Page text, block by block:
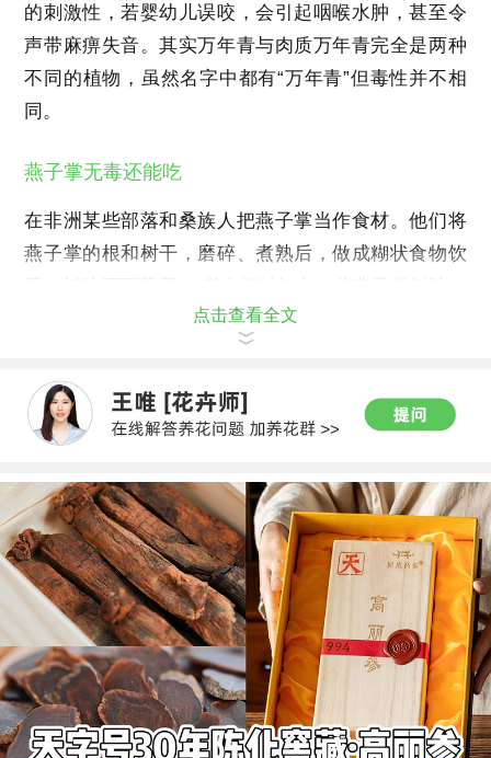
的刺激性，若婴幼儿误咬，会引起咽喉水肿，甚至令
声带麻痹失音。其实万年青与肉质万年青完全是两种
不同的植物，虽然名字中都有“万年青”但毒性并不相
同。
燕子掌无毒还能吃
在非洲某些部落和桑族人把燕子掌当作食材。他们将
燕子掌的根和树干，磨碎、煮熟后，做成糊状食物饮
饮用后可以治疗腹泻。点击查看全文